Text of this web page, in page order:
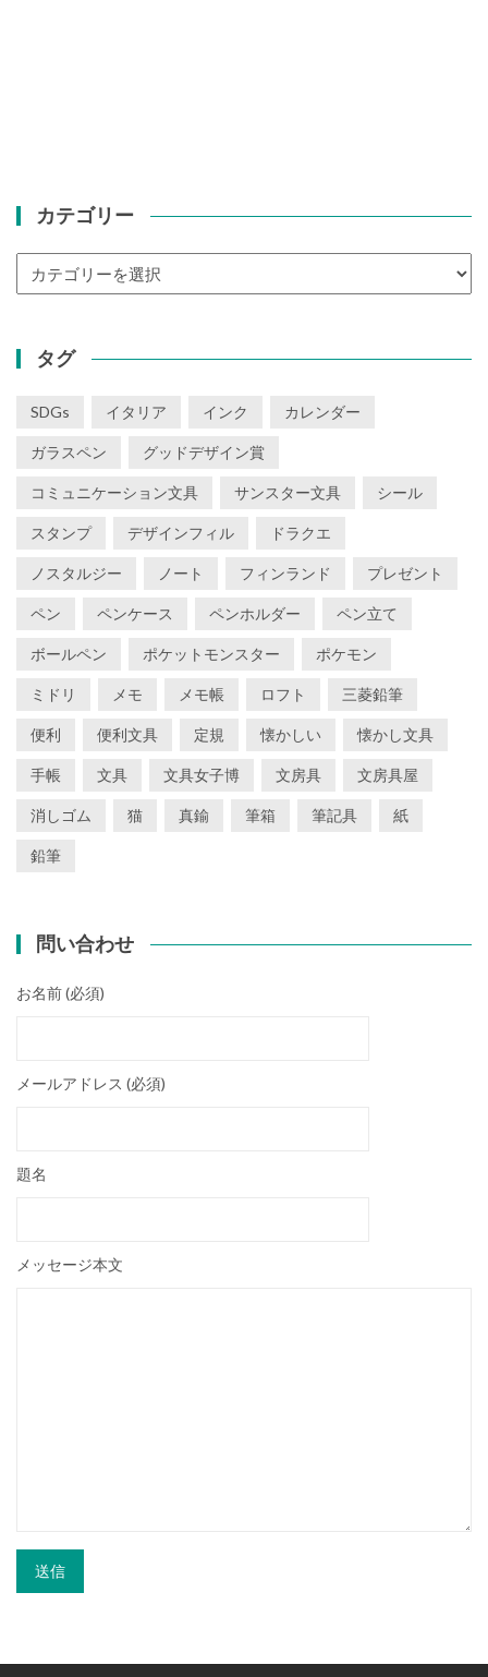
カテゴリー
タグ
SDGs イタリア インク カレンダー
ガラスペン グッドデザイン賞
コミュニケーション文具 サンスター文具 シール
スタンプ デザインフィル ドラクエ
ノスタルジー ノート フィンランド プレゼント
ペン ペンケース ペンホルダー ペン立て
ボールペン ポケットモンスター ポケモン
ミドリ メモ メモ帳 ロフト 三菱鉛筆
便利 便利文具 定規 懐かしい 懐かし文具
手帳 文具 文具女子博 文房具 文房具屋
消しゴム 猫 真鍮 筆箱 筆記具 紙
鉛筆
問い合わせ
お名前 (必須)
メールアドレス (必須)
題名
メッセージ本文